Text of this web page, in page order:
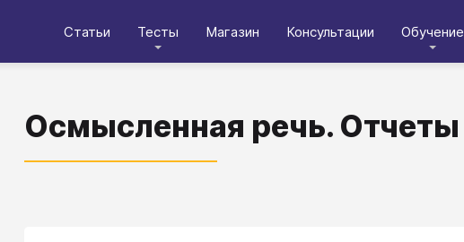
Статьи Тесты Магазин Консультации Обучение
Осмысленная речь. Отчеты